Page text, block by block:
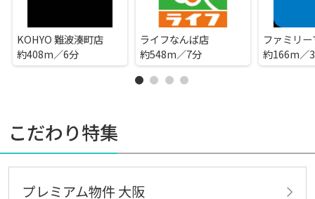
KOHYO 難波湊町店
約408m／6分
ライフなんば店
約548m／7分
約166m／
こだわり特集
プレミアム物件 大阪